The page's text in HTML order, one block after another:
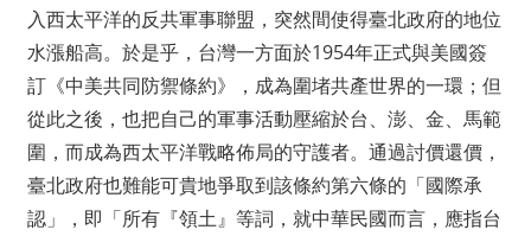
入西太平洋的反共軍事聯盟，突然間使得臺北政府的地位
水漲船高。於是乎，台灣一方面於1954年正式與美國簽
訂《中美共同防禦條約》，成為圍堵共產世界的一環；但
從此之後，也把自己的軍事活動壓縮於台、澎、金、馬範
圍，而成為西太平洋戰略佈局的守護者。通過討價還價，
臺北政府也難能可貴地爭取到該條約第六條的「國際承
認」，即「所有『領土』等詞，就中華民國而言，應指台